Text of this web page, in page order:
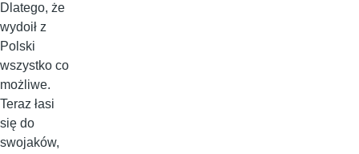
Dlatego, że
wydoił z
Polski
wszystko co
możliwe.
Teraz łasi
się do
swojaków,